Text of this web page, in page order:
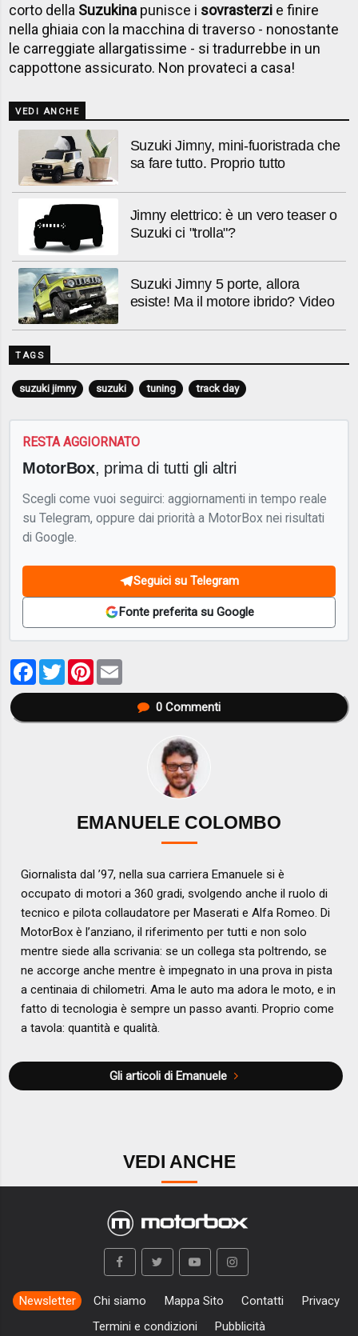
corto della Suzukina punisce i sovrasterzi e finire
nella ghiaia con la macchina di traverso - nonostante
le carreggiate allargatissime - si tradurrebbe in un
cappottone assicurato. Non provateci a casa!
VEDI ANCHE
Suzuki Jimny, mini-fuoristrada che
sa fare tutto. Proprio tutto
Jimny elettrico: è un vero teaser o
Suzuki ci "trolla"?
Suzuki Jimny 5 porte, allora
esiste! Ma il motore ibrido? Video
TAGS
suzuki jimny suzuki tuning track day
RESTA AGGIORNATO
MotorBox, prima di tutti gli altri
Scegli come vuoi seguirci: aggiornamenti in tempo reale
su Telegram, oppure dai priorità a MotorBox nei risultati
di Google.
Seguici su Telegram
Fonte preferita su Google
Facebook
TwitterPinterest
0Commenti
EMANUELE COLOMBO
Giornalista dal ’97, nella sua carriera Emanuele si è
occupato di motori a 360 gradi, svolgendo anche il ruolo di
tecnico e pilota collaudatore per Maserati e Alfa Romeo. Di
MotorBox è l’anziano, il riferimento per tutti e non solo
mentre siede alla scrivania: se un collega sta poltrendo, se
ne accorge anche mentre è impegnato in una prova in pista
a centinaia di chilometri. Ama le auto ma adora le moto, e in
fatto di tecnologia è sempre un passo avanti. Proprio come
a tavola: quantità e qualità.
Gli articoli di Emanuele
VEDI ANCHE
Newsletter Chi siamo Mappa Sito Contatti
Privacy
Termini e condizioni
Pubblicità